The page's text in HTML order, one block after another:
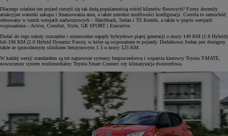
Dlaczego właśnie ten pojazd cieszył się tak dużą popularnością wśród klientów flotowych? Firmy doceniły
atrakcyjne warunki zakupu i finansowania auta, a także szerokie możliwości konfiguracji. Corolla to samochód
oferowany w trzech wersjach nadwoziowych – Hatchback, Sedan i TS Kombi, a także w pięciu wersjach
wyposażenia – Active, Comfort, Style, GR SPORT i Executive.
Dodać do tego należy oszczędne i niezawodne napędy hybrydowe piątej generacji o mocy 140 KM (1.8 Hybrid)
lub 196 KM (2.0 Hybrid Dynamic Force), w które są wyposażone te pojazdy. Dodatkowo Sedan jest dostępny
także ze sprawdzonym silnikiem benzynowym 1.5 o mocy 125 KM.
W każdej wersji standardem są też najnowsze systemy bezpieczeństwa i wsparcia kierowcy Toyota T-MATE,
nowoczesny system multimedialny Toyota Smart Connect czy klimatyzacja dwustrefowa.